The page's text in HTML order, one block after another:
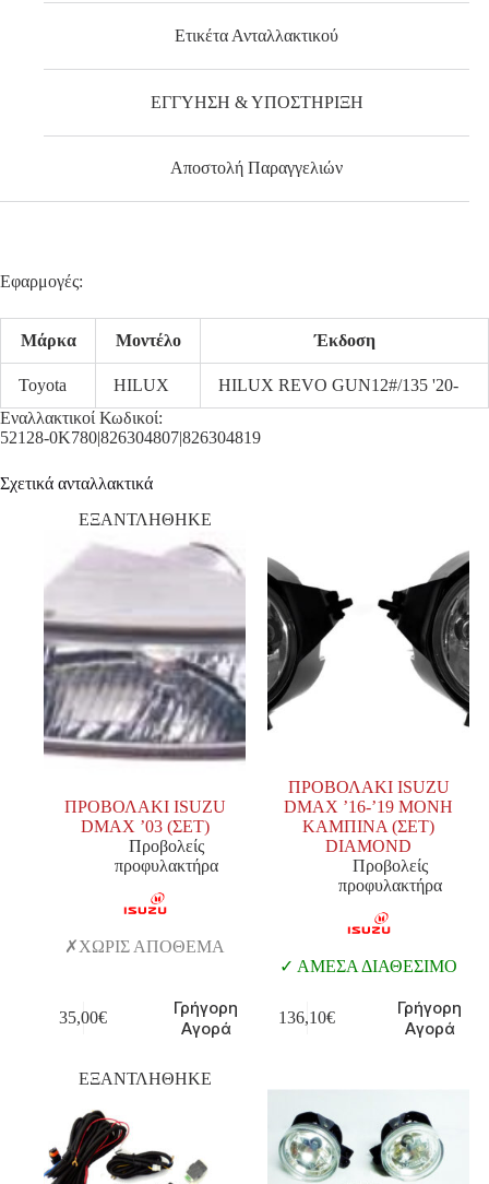
Ετικέτα Ανταλλακτικού
ΕΓΓΥΗΣΗ & ΥΠΟΣΤΗΡΙΞΗ
Αποστολή Παραγγελιών
Εφαρμογές:
Μάρκα Μοντέλο Έκδοση
Toyota HILUX
HILUX REVO GUN12#/135 '20-
Εναλλακτικοί Κωδικοί:
52128-0K780|826304807|826304819
Σχετικά ανταλλακτικά
ΕΞΑΝΤΛΗΘΗΚΕ
ΠΡΟΒΟΛΑΚΙ ISUZU
DMAX ’03 (ΣΕΤ)
Προβολείς
προφυλακτήρα
ΧΩΡΙΣ ΑΠΟΘΕΜΑ
35,00€
Γρήγορη
Αγορά
ΠΡΟΒΟΛΑΚΙ ISUZU
DMAX ’16-’19 ΜΟΝΗ
ΚΑΜΠΙΝΑ (ΣΕΤ)
DIAMOND
Προβολείς
προφυλακτήρα
ΑΜΕΣΑ ΔΙΑΘΕΣΙΜΟ
136,10€
Γρήγορη
Αγορά
ΕΞΑΝΤΛΗΘΗΚΕ